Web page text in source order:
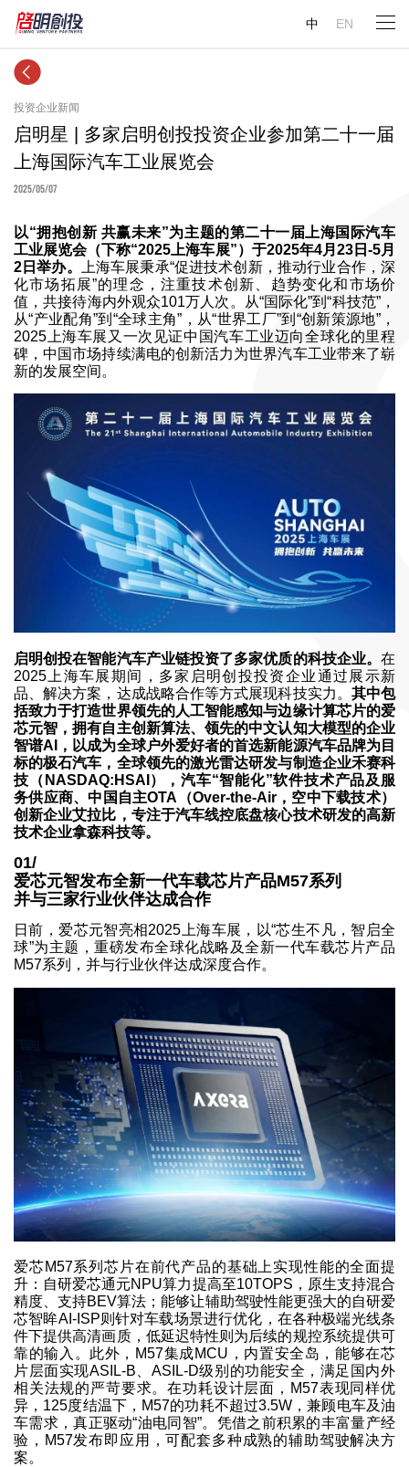
中 EN
投资企业新闻
启明星 | 多家启明创投投资企业参加第二十一届
上海国际汽车工业展览会
2025/05/07
以“拥抱创新 共赢未来”为主题的第二十一届上海国际汽车
工业展览会（下称“2025上海车展”）于2025年4月23日-5月
2日举办。
上海车展秉承“促进技术创新，推动行业合作，深
化市场拓展”的理念，注重技术创新、趋势变化和市场价
值，共接待海内外观众101万人次。从“国际化”到“科技范”，
从“产业配角”到“全球主角”，从“世界工厂”到“创新策源地”，
2025上海车展又一次见证中国汽车工业迈向全球化的里程
碑，中国市场持续满电的创新活力为世界汽车工业带来了崭
新的发展空间。
启明创投在智能汽车产业链投资了多家优质的科技企业。 在
2025上海车展期间，多家启明创投投资企业通过展示新
品、解决方案，达成战略合作等方式展现科技实力。 其中包
括致力于打造世界领先的人工智能感知与边缘计算芯片的爱
芯元智，拥有自主创新算法、领先的中文认知大模型的企业
智谱AI，以成为全球户外爱好者的首选新能源汽车品牌为目
标的极石汽车，全球领先的激光雷达研发与制造企业禾赛科
技（NASDAQ:HSAI），汽车“智能化”软件技术产品及服
务供应商、中国自主OTA（Over-the-Air，空中下载技术）
创新企业艾拉比，专注于汽车线控底盘核心技术研发的高新
技术企业拿森科技等。
01/
爱芯元智发布全新一代车载芯片产品M57系列
并与三家行业伙伴达成合作
日前，爱芯元智亮相2025上海车展，以“芯生不凡，智启全
球”为主题，重磅发布全球化战略及全新一代车载芯片产品
M57系列，并与行业伙伴达成深度合作。
爱芯M57系列芯片在前代产品的基础上实现性能的全面提
升：自研爱芯通元NPU算力提高至10TOPS，原生支持混合
精度、支持BEV算法；能够让辅助驾驶性能更强大的自研爱
芯智眸AI-ISP则针对车载场景进行优化，在各种极端光线条
件下提供高清画质，低延迟特性则为后续的规控系统提供可
靠的输入。此外，M57集成MCU，内置安全岛，能够在芯
片层面实现ASIL-B、ASIL-D级别的功能安全，满足国内外
相关法规的严苛要求。在功耗设计层面，M57表现同样优
异，125度结温下，M57的功耗不超过3.5W，兼顾电车及油
车需求，真正驱动“油电同智”。凭借之前积累的丰富量产经
验，M57发布即应用，可配套多种成熟的辅助驾驶解决方
案。